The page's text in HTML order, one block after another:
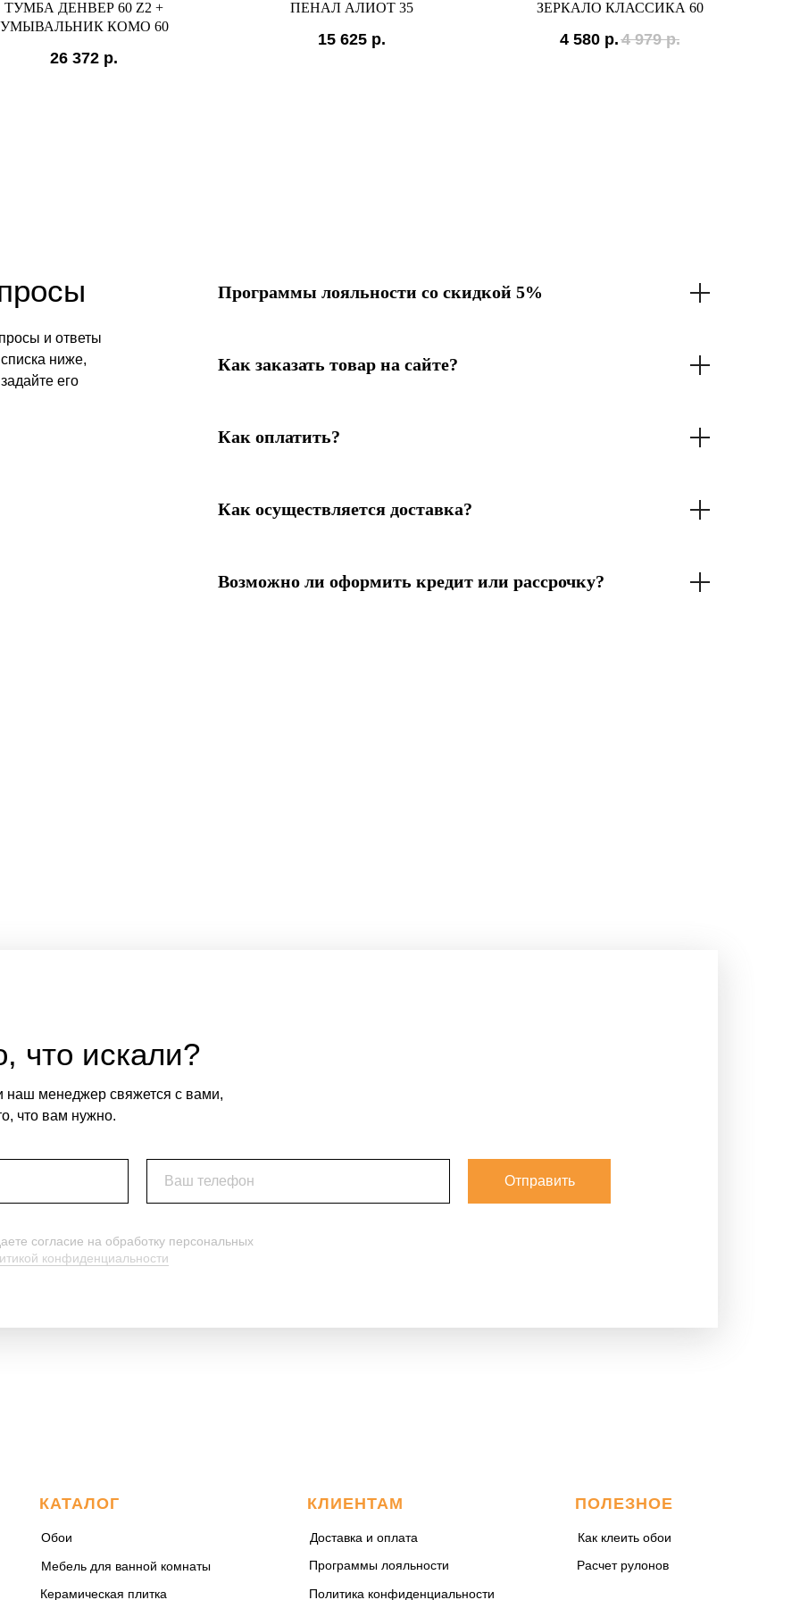
ТУМБА ДЕНВЕР 60 Z2 +
УМЫВАЛЬНИК КОМО 60
26 372 р.
ПЕНАЛ АЛИОТ 35
15 625 р.
ЗЕРКАЛО КЛАССИКА 60
4 580 р.4 979 р.
и ответы
ниже,
его
Программы лояльности со скидкой 5%
Как заказать товар на сайте?
Как оплатить?
Как осуществляется доставка?
Возможно ли оформить кредит или рассрочку?
Ваш телефон Отправить
что искали?
наш менеджер свяжется с вами,
что вам нужно.
согласие на обработку персональных
конфиденциальности
КАТАЛОГ КЛИЕНТАМ ПОЛЕЗНОЕ
Обои
Мебель для ванной комнаты
Доставка и оплата
Программы лояльности
Политика конфиденциальности
Как клеить обои
Расчет рулонов
Керамическая плитка